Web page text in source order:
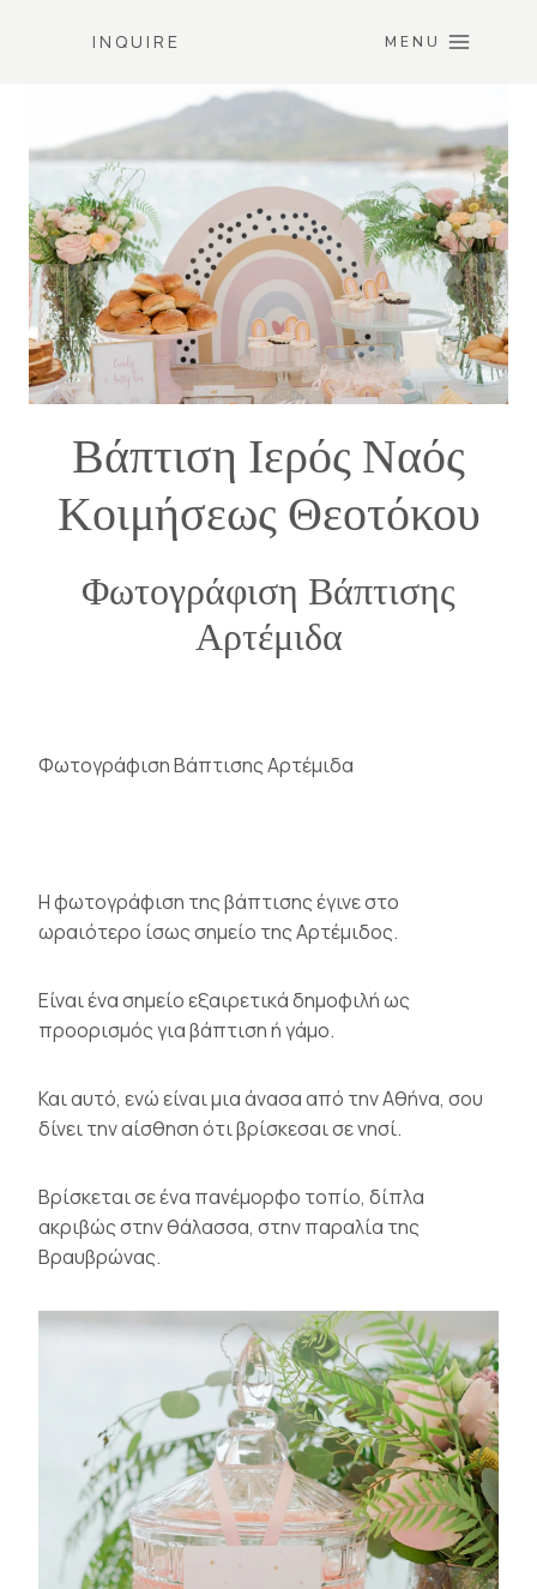
INQUIRE MENU
Βάπτιση Ιερός Ναός
Κοιμήσεως Θεοτόκου
Φωτογράφιση Βάπτισης
Αρτέμιδα
Φωτογράφιση Βάπτισης Αρτέμιδα
Η φωτογράφιση της βάπτισης έγινε στο
ωραιότερο ίσως σημείο της Αρτέμιδος.
Είναι ένα σημείο εξαιρετικά δημοφιλή ως
προορισμός για βάπτιση ή γάμο.
Και αυτό, ενώ είναι μια άνασα από την Αθήνα, σου
δίνει την αίσθηση ότι βρίσκεσαι σε νησί.
Βρίσκεται σε ένα πανέμορφο τοπίο, δίπλα
ακριβώς στην θάλασσα, στην παραλία της
Βραυβρώνας.